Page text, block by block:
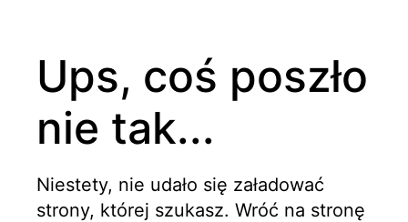
Ups, coś poszło
nie tak...
Niestety, nie udało się załadować
strony, której szukasz. Wróć na stronę